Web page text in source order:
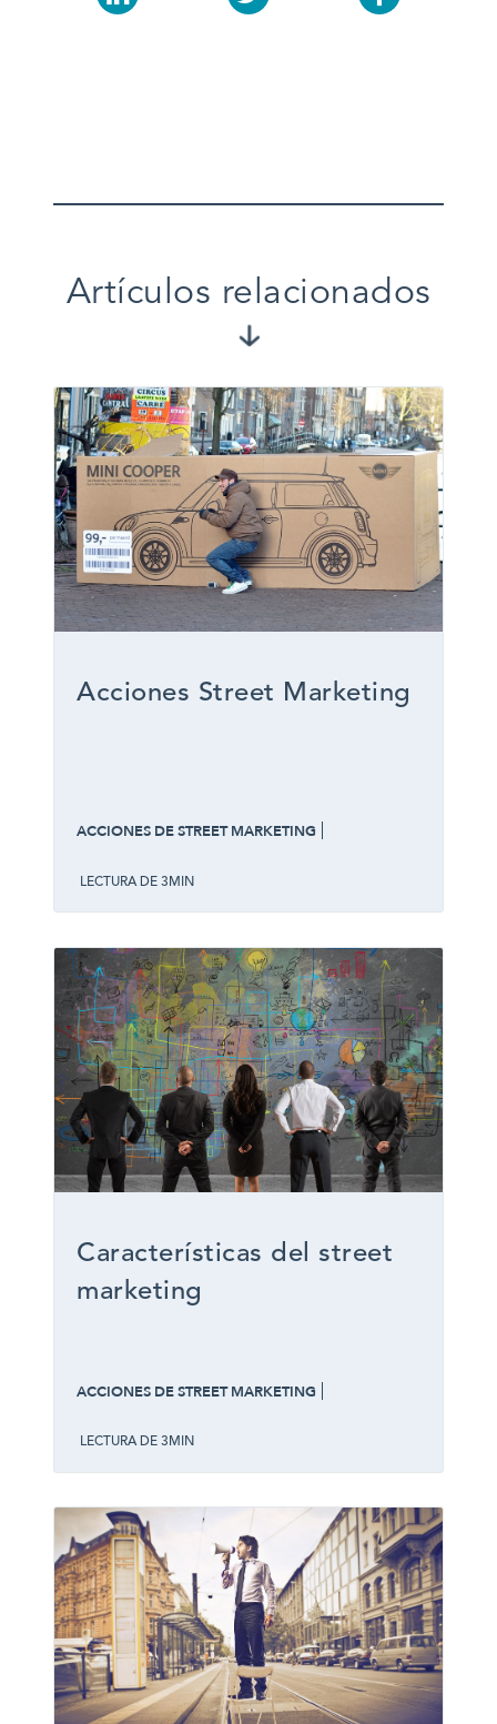
Artículos relacionados
Acciones Street Marketing
ACCIONES DE STREET MARKETING
LECTURA DE 3MIN
Características del street
marketing
ACCIONES DE STREET MARKETING
LECTURA DE 3MIN